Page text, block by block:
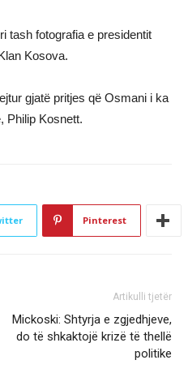
tash fotografia e presidentit
Kosova.
gjatë pritjes që Osmani i ka
Philip Kosnett.
Pinterest
Artikulli tjetër
Mickoski: Shtyrja e zgjedhjeve,
do të shkaktojë krizë të thellë
politike